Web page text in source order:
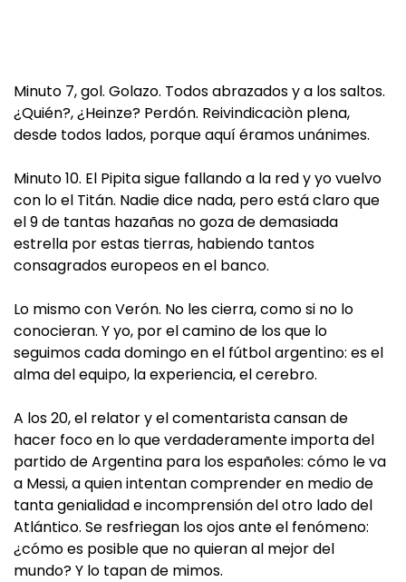
Minuto 7, gol. Golazo. Todos abrazados y a los saltos.
¿Quién?, ¿Heinze? Perdón. Reivindicaciòn plena,
desde todos lados, porque aquí éramos unánimes.
Minuto 10. El Pipita sigue fallando a la red y yo vuelvo
con lo el Titán. Nadie dice nada, pero está claro que
el 9 de tantas hazañas no goza de demasiada
estrella por estas tierras, habiendo tantos
consagrados europeos en el banco.
Lo mismo con Verón. No les cierra, como si no lo
conocieran. Y yo, por el camino de los que lo
seguimos cada domingo en el fútbol argentino: es el
alma del equipo, la experiencia, el cerebro.
A los 20, el relator y el comentarista cansan de
hacer foco en lo que verdaderamente importa del
partido de Argentina para los españoles: cómo le va
a Messi, a quien intentan comprender en medio de
tanta genialidad e incomprensión del otro lado del
Atlántico. Se resfriegan los ojos ante el fenómeno:
¿cómo es posible que no quieran al mejor del
mundo? Y lo tapan de mimos.